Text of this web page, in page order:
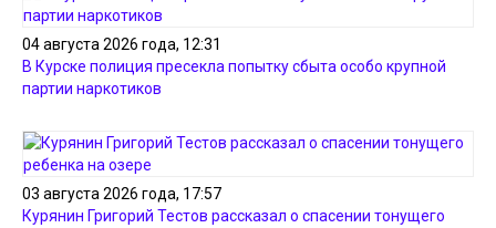
04 августа 2026 года, 12:31
В Курске полиция пресекла попытку сбыта особо крупной
партии наркотиков
03 августа 2026 года, 17:57
Курянин Григорий Тестов рассказал о спасении тонущего